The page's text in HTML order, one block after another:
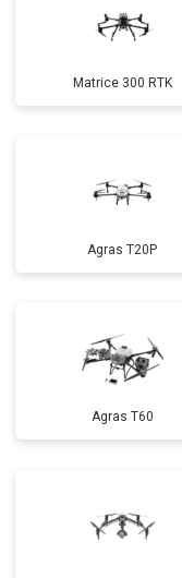
Matrice 300 RTK
Agras T20P
Agras T60